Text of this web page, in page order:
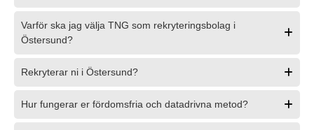
Varför ska jag välja TNG som rekryteringsbolag i
Östersund?
Rekryterar ni i Östersund?
Hur fungerar er fördomsfria och datadrivna metod?